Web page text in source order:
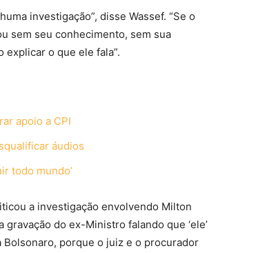
investigação”, disse Wassef. “Se o
sem seu conhecimento, sem sua
o que ele fala”.
apoio a CPI
áudios
todo mundo’
a investigação envolvendo Milton
do ex-Ministro falando que ‘ele’
Bolsonaro, porque o juiz e o procurador